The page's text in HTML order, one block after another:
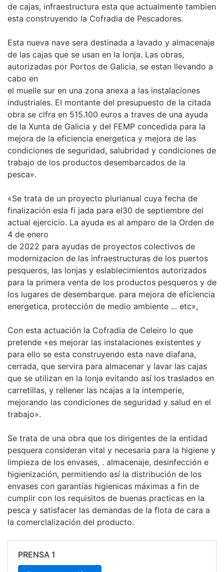
de cajas, infraestructura esta que actualmente tambien
esta construyendo la Cofradia de Pescadores.
Esta nueva nave sera destinada a lavado y almacenaje
de las cajas que se usan en la lonja. Las obras,
autorizadas por Portos de Galicia, se estan llevando a
cabo en
el muelle sur en una zona anexa a las instalaciones
industriales. EI montante del presupuesto de la citada
obra se clfra en 515.100 euros a traves de una ayuda
de la Xunta de Galicia y del FEMP concedida para la
mejora de la eficiencia energetica y mejora de las
condiciones de seguridad, salubridad y condiciones de
trabajo de los productos desembarcados de la
pesca».
«Se trata de un proyecto plurianual cuya fecha de
finalización esla fi jada para eI30 de septiembre del
actual ejercicio. La ayuda es al amparo de la Orden de
4 de enero
de 2022 para ayudas de proyectos colectivos de
modernizacion de las infraestructuras de los puertos
pesqueros, las lonjas y eslablecimientos autorizados
para la primera venta de los productos pesqueros y de
los lugares de desembarque. para mejora de eficiencia
energetica, protección de medio ambiente ... etc»,
Con esta actuación la Cofradia de Celeiro lo que
pretende «es mejorar las instalaciones existentes y
para ello se esta construyendo esta nave diafana,
cerrada, que servira para almacenar y lavar las cajas
que se utilizan en la lonja evitando así los traslados en
carretillas, y rellener las ncajas a la intemperie,
mejorando las condiciones de seguridad y salud en el
trabajo».
Se trata de una obra que los dirigentes de la entidad
pesquera consideran vital y necesaria para la higiene y
limpieza de los envases, . almacenaje, desinfección e
higienización, permitiendo así la distribución de los
envases con garantías higienicas máximas a fin de
cumplir con los requisitos de buenas practicas en la
pesca y satisfacer las demandas de la flota de cara a
la comerclalización del producto.
PRENSA 1